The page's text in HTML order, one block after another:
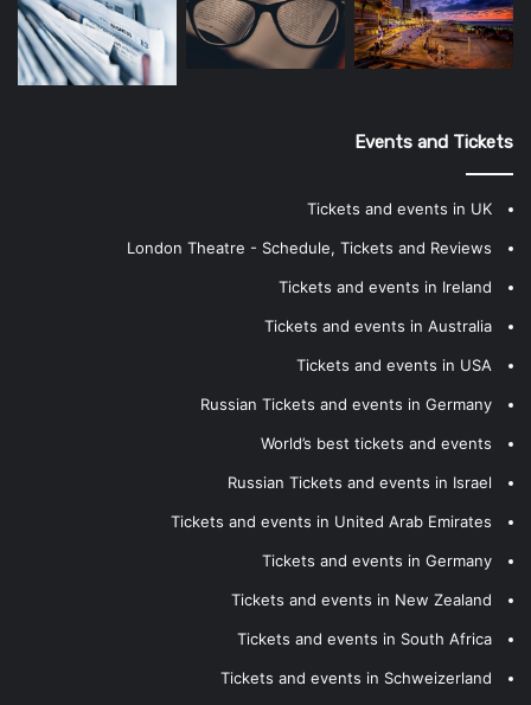
Events and Tickets
Tickets and events in UK
London Theatre - Schedule, Tickets and Reviews
Tickets and events in Ireland
Tickets and events in Australia
Tickets and events in USA
Russian Tickets and events in Germany
World’s best tickets and events
Russian Tickets and events in Israel
Tickets and events in United Arab Emirates
Tickets and events in Germany
Tickets and events in New Zealand
Tickets and events in South Africa
Tickets and events in Schweizerland